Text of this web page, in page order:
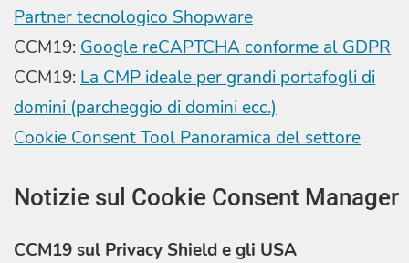
Partner tecnologico Shopware
CCM19: Google reCAPTCHA conforme al GDPR
CCM19: La CMP ideale per grandi portafogli di
domini (parcheggio di domini ecc.)
Cookie Consent Tool Panoramica del settore
Notizie sul Cookie Consent Manager
CCM19 sul Privacy Shield e gli USA